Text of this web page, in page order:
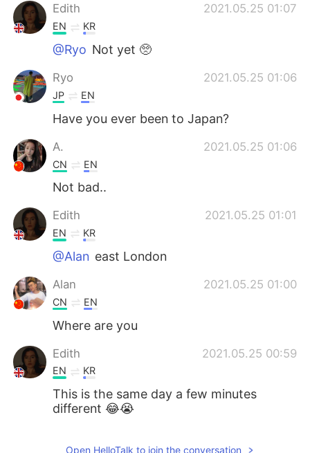
Edith 2021.05.25 01:07
EN KR
@Ryo Not yet 🥺
Ryo 2021.05.25 01:06
JP EN
Have you ever been to Japan?
A. 2021.05.25 01:06
CN EN
Not bad..
Edith 2021.05.25 01:01
EN KR
@Alan east London
Alan 2021.05.25 01:00
CN EN
Where are you
Edith 2021.05.25 00:59
EN KR
This is the same day a few minutes
different 😂😭
Open HelloTalk to join the conversation